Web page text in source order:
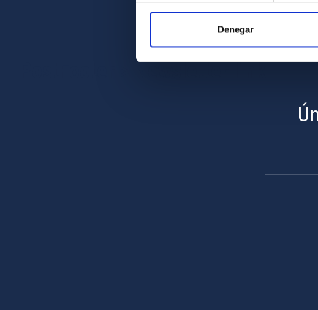
Denegar
Amigos del IAC
PostFooter > Newsletter link